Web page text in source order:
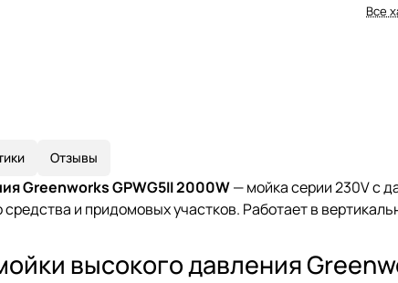
Все
Отзывы
Greenworks GPWG5II 2000W— мойка серии 230V с
и придомовых участков. Работает в
высокого давления